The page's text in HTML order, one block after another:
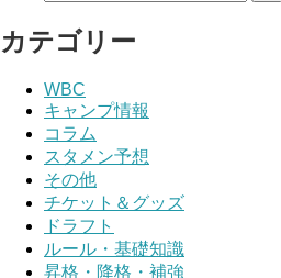
カテゴリー
WBC
キャンプ情報
コラム
スタメン予想
その他
チケット＆グッズ
ドラフト
ルール・基礎知識
昇格・降格・補強